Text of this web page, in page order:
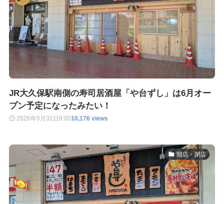
JR大久保駅南側の寿司居酒屋「や台ずし」は6月オー
プン予定になったみたい！
2026年5月31日 9:0010,176 views
開店・閉店